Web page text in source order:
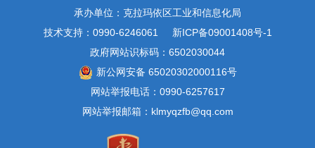
承办单位：克拉玛依区工业和信息化局
技术支持：0990-6246061
新ICP备09001408号-1
政府网站识标码：6502030044
新公网安备 65020302000116号
网站举报电话：0990-6257617
网站举报邮箱：klmyqzfb@qq.com